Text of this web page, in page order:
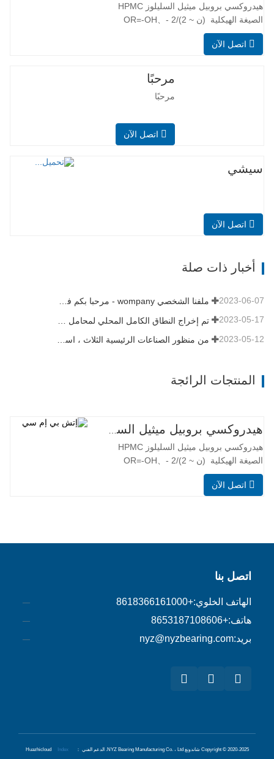
الصيغة الهيكلية (ن ~ 2)/2 OR=-OH、-
هو إيثر مختلط السليلوز غير الأيوني مصنوع
من القطن والخشب من خلال القلوية وأكسيد
البروبيلين وإثر كلوريد الميثيل. يحتوي…
اتصل الآن
مرحبًا
مرحبًا
اتصل الآن
سيشي
اتصل الآن
أخبار ذات صلة
ملفنا الشخصي wompany - مرحبا بكم في تاريخنا 2023-06-07
2023-05-17
2023-05-12
المنتجات الرائجة
هيدروكسي بروبيل ميثيل السليلوز HPMC
الصيغة الهيكلية (ن ~ 2)/2 OR=-OH、-
البروبيلين وإثر كلوريد الميثيل. يحتوي
اتصل الآن
اتصل بنا
الهاتف الخلوي:+8618366161000
هاتف:+8653187108606
بريد:nyz@nyzbearing.com
Copyright © 2020-2025 شاندونغ NYZ Bearing Manufacturing Co. ، Ltd. الدعم الفني ： Huazhicloud Index